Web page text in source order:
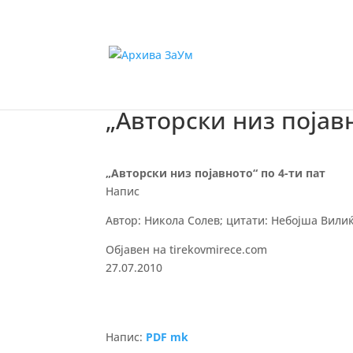
„Авторски низ
„Авторски низ појавното“ по 4-ти пат
Напис
Автор: Никола Солев; цитати: Небојша
Објавен на tirekovmirece.com
27.07.2010
Напис: PDF mk